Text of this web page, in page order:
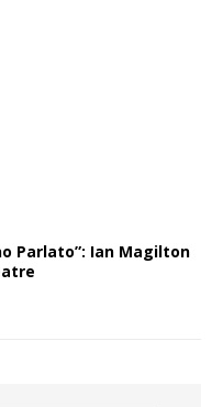
Parlato”: Ian Magilton